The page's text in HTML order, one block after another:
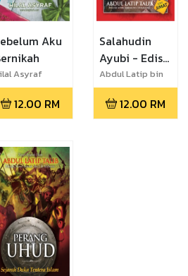
Aku
Asyraf
12.00 RM
Salahudin
Ayubi - Edisi
Jimat
Abdul Latip bin
Talib
12.00 RM